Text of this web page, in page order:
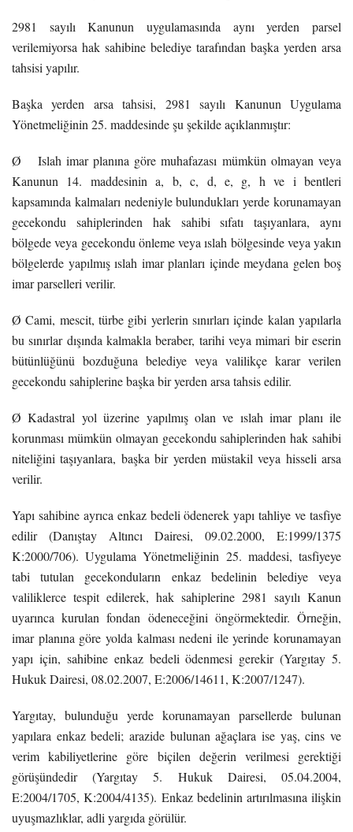
2981 sayılı Kanunun uygulamasında aynı yerden parsel
verilemiyorsa hak sahibine belediye tarafından başka yerden arsa
tahsisi yapılır.
Başka yerden arsa tahsisi, 2981 sayılı Kanunun Uygulama
Yönetmeliğinin 25. maddesinde şu şekilde açıklanmıştır:
Ø Islah imar planına göre muhafazası mümkün olmayan veya
Kanunun 14. maddesinin a, b, c, d, e, g, h ve i bentleri
kapsamında kalmaları nedeniyle bulundukları yerde korunamayan
gecekondu sahiplerinden hak sahibi sıfatı taşıyanlara, aynı
bölgede veya gecekondu önleme veya ıslah bölgesinde veya yakın
bölgelerde yapılmış ıslah imar planları içinde meydana gelen boş
imar parselleri verilir.
Ø Cami, mescit, türbe gibi yerlerin sınırları içinde kalan yapılarla
bu sınırlar dışında kalmakla beraber, tarihi veya mimari bir eserin
bütünlüğünü bozduğuna belediye veya valilikçe karar verilen
gecekondu sahiplerine başka bir yerden arsa tahsis edilir.
Ø Kadastral yol üzerine yapılmış olan ve ıslah imar planı ile
korunması mümkün olmayan gecekondu sahiplerinden hak sahibi
niteliğini taşıyanlara, başka bir yerden müstakil veya hisseli arsa
verilir.
Yapı sahibine ayrıca enkaz bedeli ödenerek yapı tahliye ve tasfiye
edilir (Danıştay Altıncı Dairesi, 09.02.2000, E:1999/1375
K:2000/706). Uygulama Yönetmeliğinin 25. maddesi, tasfiyeye
tabi tutulan gecekonduların enkaz bedelinin belediye veya
valiliklerce tespit edilerek, hak sahiplerine 2981 sayılı Kanun
uyarınca kurulan fondan ödeneceğini öngörmektedir. Örneğin,
imar planına göre yolda kalması nedeni ile yerinde korunamayan
yapı için, sahibine enkaz bedeli ödenmesi gerekir (Yargıtay 5.
Hukuk Dairesi, 08.02.2007, E:2006/14611, K:2007/1247).
Yargıtay, bulunduğu yerde korunamayan parsellerde bulunan
yapılara enkaz bedeli; arazide bulunan ağaçlara ise yaş, cins ve
verim kabiliyetlerine göre biçilen değerin verilmesi gerektiği
görüşündedir (Yargıtay 5. Hukuk Dairesi, 05.04.2004,
E:2004/1705, K:2004/4135). Enkaz bedelinin artırılmasına ilişkin
uyuşmazlıklar, adli yargıda görülür.